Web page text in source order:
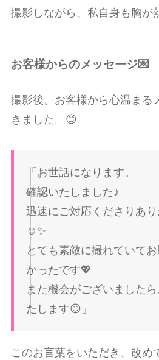
撮影しながら、私自身も胸が
お客様からのメッセージ💌
撮影後、お客様から心温まる
きました。😊
「お世話になります。
確認いたしました♪
迅速にご対応くださりあ
☺️✨
とても素敵に撮れていて
かったです💖
また機会がございました
たします😊」
このお言葉をいただき、改め